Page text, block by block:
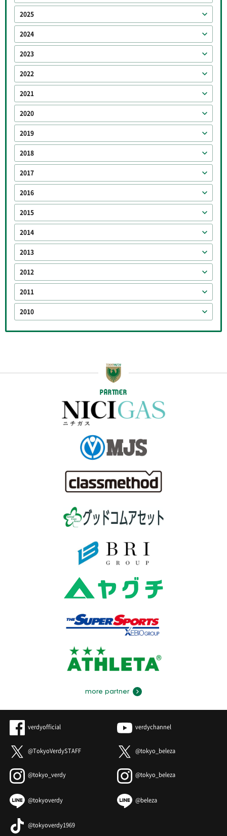
2025
2024
2023
2022
2021
2020
2019
2018
2017
2016
2015
2014
2013
2012
2011
2010
PARTNER
more partner
verdyofficial verdychannel
@TokyoVerdySTAFF @tokyo_beleza
@tokyo_verdy @tokyo_beleza
@tokyoverdy @beleza
@tokyoverdy1969